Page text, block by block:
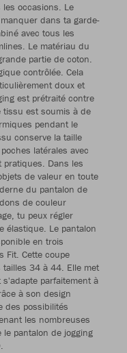
occasions. Le
dans ta garde-
avec tous les
Le matériau du
partie de coton.
contrôlée. Cela
doux et
est prétraité contre
tissu est soumis à de
pendant le
conserve la taille
latérales avec
Dans les
de valeur en toute
du pantalon de
de couleur
tu peux régler
élastique. Le pantalon
en trois
Fit. Cette coupe
34 à 44. Elle met
parfaitement à
à son design
des possibilités
les nombreuses
pantalon de jogging